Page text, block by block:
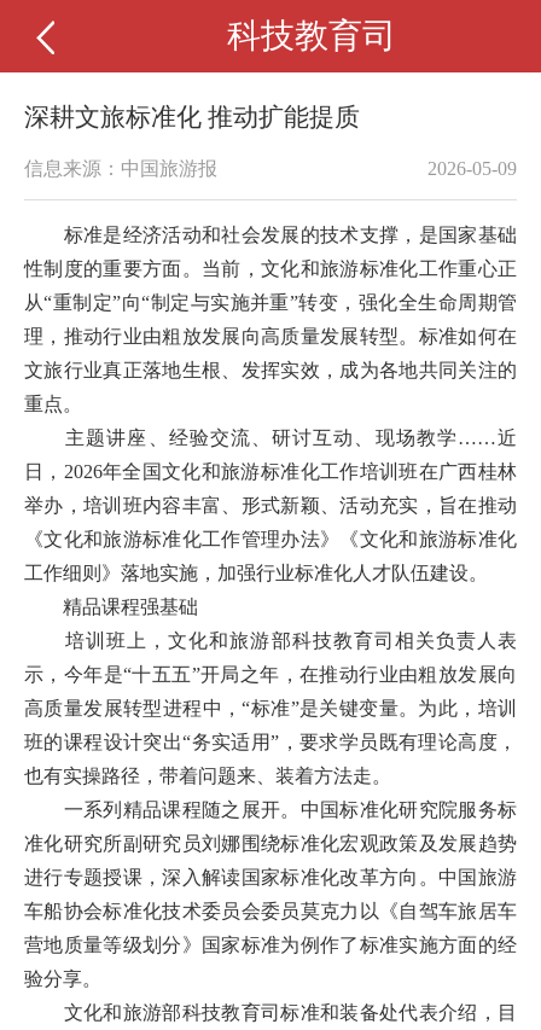
科技教育司
深耕文旅标准化 推动扩能提质
信息来源：中国旅游报 2026-05-09
标准是经济活动和社会发展的技术支撑，是国家基础
性制度的重要方面。当前，文化和旅游标准化工作重心正
从“重制定”向“制定与实施并重”转变，强化全生命周期管
理，推动行业由粗放发展向高质量发展转型。标准如何在
文旅行业真正落地生根、发挥实效，成为各地共同关注的
重点。
主题讲座、经验交流、研讨互动、现场教学……近
日，2026年全国文化和旅游标准化工作培训班在广西桂林
举办，培训班内容丰富、形式新颖、活动充实，旨在推动
《文化和旅游标准化工作管理办法》《文化和旅游标准化
工作细则》落地实施，加强行业标准化人才队伍建设。
精品课程强基础
培训班上，文化和旅游部科技教育司相关负责人表
示，今年是“十五五”开局之年，在推动行业由粗放发展向
高质量发展转型进程中，“标准”是关键变量。为此，培训
班的课程设计突出“务实适用”，要求学员既有理论高度，
也有实操路径，带着问题来、装着方法走。
一系列精品课程随之展开。中国标准化研究院服务标
准化研究所副研究员刘娜围绕标准化宏观政策及发展趋势
进行专题授课，深入解读国家标准化改革方向。中国旅游
车船协会标准化技术委员会委员莫克力以《自驾车旅居车
营地质量等级划分》国家标准为例作了标准实施方面的经
验分享。
文化和旅游部科技教育司标准和装备处代表介绍，目